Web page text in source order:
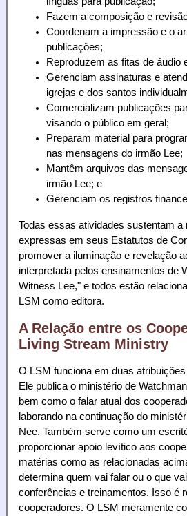
Fazem a composição e
Coordenam a impressão e o
publicações;
Reproduzem as fitas de áudio
Gerenciam assinaturas e
igrejas e dos santos
Comercializam publicações
visando o público em geral;
Preparam material para
nas mensagens do irmão Lee;
Mantêm arquivos das
irmão Lee; e
Gerenciam os registros
Todas essas atividades sustentam
expressas em seus Estatutos de
promover a iluminação e revelação
interpretada pelos ensinamentos de
Witness Lee," e todos estão
LSM como editora.
A Relação entre os
Living Stream Ministry
O LSM funciona em duas
Ele publica o ministério de
bem como o falar atual dos
laborando na continuação do
Nee. Também serve como um
proporcionar apoio levítico aos
matérias como as relacionadas
determina quem vai falar ou o que
conferências e treinamentos. Isso é
cooperadores. O LSM meramente